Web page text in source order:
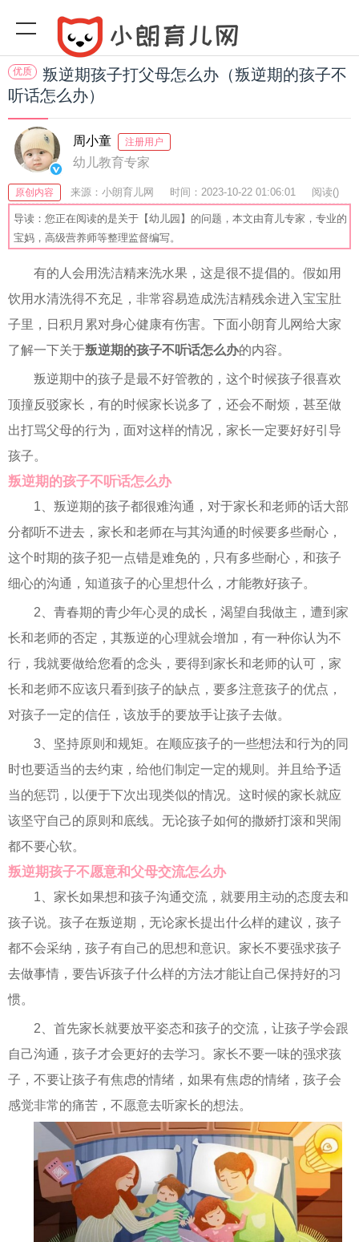
优质
叛逆期孩子打父母怎么办（叛逆期的孩子不
听话怎么办）
周小童 注册用户
幼儿教育专家
原创内容 来源：小朗育儿网 时间：2023-10-22 01:06:01 阅读()
收藏：45 分享：78 爆
导读：您正在阅读的是关于【幼儿园】的问题，本文由育儿专家，专业的
宝妈，高级营养师等整理监督编写。
有的人会用洗洁精来洗水果，这是很不提倡的。假如用
饮用水清洗得不充足，非常容易造成洗洁精残余进入宝宝肚
子里，日积月累对身心健康有伤害。下面小朗育儿网给大家
了解一下关于叛逆期的孩子不听话怎么办的内容。
叛逆期中的孩子是最不好管教的，这个时候孩子很喜欢
顶撞反驳家长，有的时候家长说多了，还会不耐烦，甚至做
出打骂父母的行为，面对这样的情况，家长一定要好好引导
孩子。
叛逆期的孩子不听话怎么办
1、叛逆期的孩子都很难沟通，对于家长和老师的话大部
分都听不进去，家长和老师在与其沟通的时候要多些耐心，
这个时期的孩子犯一点错是难免的，只有多些耐心，和孩子
细心的沟通，知道孩子的心里想什么，才能教好孩子。
2、青春期的青少年心灵的成长，渴望自我做主，遭到家
长和老师的否定，其叛逆的心理就会增加，有一种你认为不
行，我就要做给您看的念头，要得到家长和老师的认可，家
长和老师不应该只看到孩子的缺点，要多注意孩子的优点，
对孩子一定的信任，该放手的要放手让孩子去做。
3、坚持原则和规矩。在顺应孩子的一些想法和行为的同
时也要适当的去约束，给他们制定一定的规则。并且给予适
当的惩罚，以便于下次出现类似的情况。这时候的家长就应
该坚守自己的原则和底线。无论孩子如何的撒娇打滚和哭闹
都不要心软。
叛逆期孩子不愿意和父母交流怎么办
1、家长如果想和孩子沟通交流，就要用主动的态度去和
孩子说。孩子在叛逆期，无论家长提出什么样的建议，孩子
都不会采纳，孩子有自己的思想和意识。家长不要强求孩子
去做事情，要告诉孩子什么样的方法才能让自己保持好的习
惯。
2、首先家长就要放平姿态和孩子的交流，让孩子学会跟
自己沟通，孩子才会更好的去学习。家长不要一味的强求孩
子，不要让孩子有焦虑的情绪，如果有焦虑的情绪，孩子会
感觉非常的痛苦，不愿意去听家长的想法。